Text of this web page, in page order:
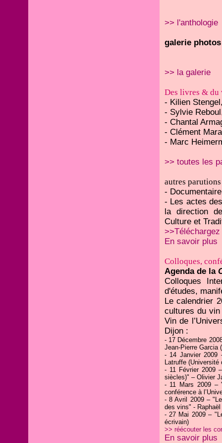
>> l'anthologie
galerie
>> la galerie
Des livres & du
- Kilien
- Sylvie
- Chantal
- Clément
- Marc
>> toutes les
autres
-
- Les actes
la direction
Culture et
En savoir plus
Colloques,
Agenda de la
Colloques
d'études,
Le calendrier
cultures du
Vin de
Dijon :
- 17 Décembre
Jean-Pierre Garcia
- 14 Janvier 2009
Latruffe (Université
- 11 Février 2009
siècles)" – Olivier
- 11 Mars 2009 –
conférence à
- 8 Avril 2009 –
des vins" -
- 27 Mai 2009 –
écrivain)
>> réécouter les
En savoir plus